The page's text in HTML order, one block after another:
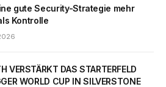
gute Security-Strategie mehr
Kontrolle
VERSTÄRKT DAS STARTERFELD
WORLD CUP IN SILVERSTONE